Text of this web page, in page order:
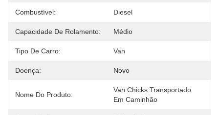
Combustível: Diesel
Capacidade De Rolamento: Médio
Tipo De Carro: Van
Doença: Novo
Nome Do Produto:
Van Chicks Transportado
Em Caminhão